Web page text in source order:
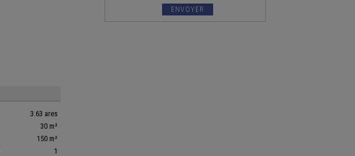
3.63 ares
30 m²
150 m²
1